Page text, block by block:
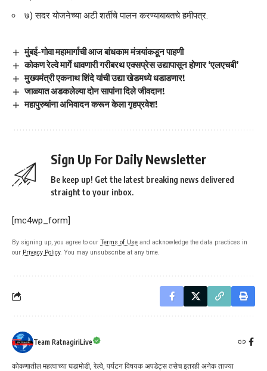
७) सदर योजनेच्या अटी शर्तीचे पालन करण्याबाबतचे हमीपत्र.
मुंबई-गोवा महामार्गाची आज बांधकाम मंत्र्यांकडून पाहणी
कोकण रेल्वे मार्गे धावणारी गरीबरथ एक्सप्रेस उद्यापासून होणार ‘एलएचबी’
मुख्यमंत्री एकनाथ शिंदे यांची उद्या खेडमध्ये धडाडणार!
जाळ्यात अडकलेल्या दोन सापांना दिले जीवदान!
महापुरुषांना अभिवादन करून केला गृहप्रवेश!
Sign Up For Daily Newsletter
Be keep up! Get the latest breaking news delivered
straight to your inbox.
[mc4wp_form]
By signing up, you agree to our Terms of Use and acknowledge the data practices in
our Privacy Policy. You may unsubscribe at any time.
Team RatnagiriLive
कोकणातील महत्वाच्या घडामोडी, रेल्वे, पर्यटन विषयक अपडेट्स तसेच इतरही अनेक ताज्या